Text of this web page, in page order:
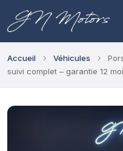
Accueil › Véhicules ›
suivi complet – garantie 12